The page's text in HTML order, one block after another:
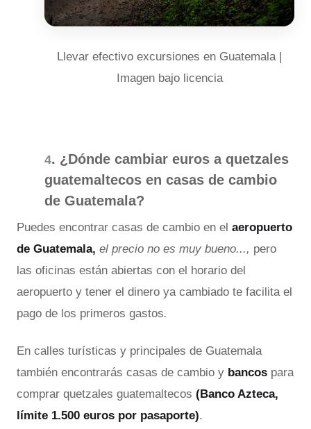
Llevar efectivo excursiones en Guatemala |
Imagen bajo licencia
4. ¿Dónde cambiar euros a quetzales
guatemaltecos en casas de cambio
de Guatemala?
Puedes encontrar casas de cambio en el aeropuerto
de Guatemala, el precio no es muy bueno..., pero
las oficinas están abiertas con el horario del
aeropuerto y tener el dinero ya cambiado te facilita el
pago de los primeros gastos.
En calles turísticas y principales de Guatemala
también encontrarás casas de cambio y bancos para
comprar quetzales guatemaltecos (Banco Azteca,
límite 1.500 euros por pasaporte).